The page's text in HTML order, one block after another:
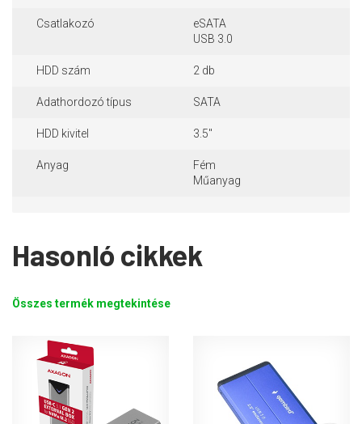
Csatlakozó
eSATA
USB 3.0
HDD szám 2 db
Adathordozó típus SATA
HDD kivitel 3.5"
Anyag
Fém
Műanyag
Hasonló cikkek
Összes termék megtekintése